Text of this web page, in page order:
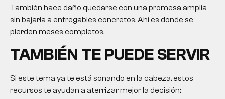
También hace daño quedarse con una promesa amplia
sin bajarla a entregables concretos. Ahí es donde se
pierden meses completos.
TAMBIÉN TE PUEDE SERVIR
Si este tema ya te está sonando en la cabeza, estos
recursos te ayudan a aterrizar mejor la decisión: